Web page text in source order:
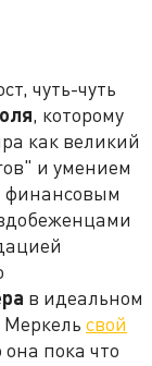
чуть-чуть
, которому
как великий
и умением
финансовым
в идеальном
Меркель свой
пока что